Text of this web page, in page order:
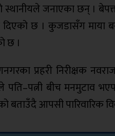
जनाएका छन् ।
छ । कुजडासँग माया
छ ।
प्रहरी निरीक्षक
बीच मनमुटाव
आपसी पारिवारिक